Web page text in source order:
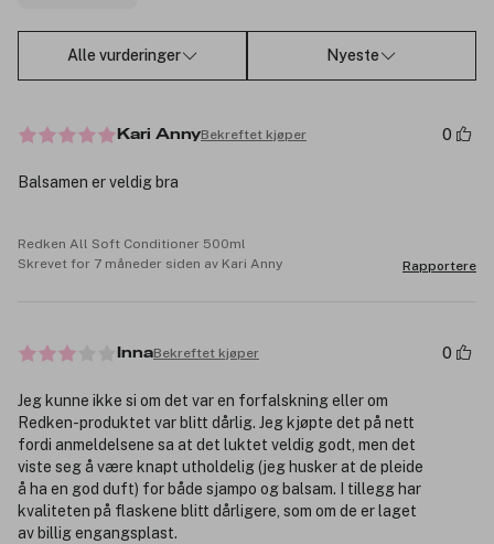
Alle vurderinger Nyeste
Kari AnnyBekreftet kjøper 0
Balsamen er veldig bra
Redken All Soft Conditioner 500ml
Skrevet for 7 måneder siden av Kari Anny
Rapportere
InnaBekreftet kjøper 0
Jeg kunne ikke si om det var en forfalskning eller om
Redken-produktet var blitt dårlig. Jeg kjøpte det på nett
fordi anmeldelsene sa at det luktet veldig godt, men det
viste seg å være knapt utholdelig (jeg husker at de pleide
å ha en god duft) for både sjampo og balsam. I tillegg har
kvaliteten på flaskene blitt dårligere, som om de er laget
av billig engangsplast.